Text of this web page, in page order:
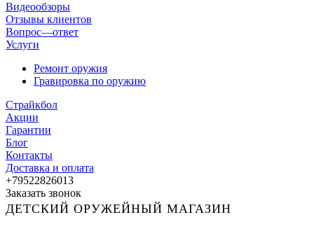
Видеообзоры
Отзывы клиентов
Вопрос—ответ
Услуги
Ремонт оружия
Гравировка по оружию
Страйкбол
Акции
Гарантии
Блог
Контакты
Доставка и оплата
+79522826013
Заказать звонок
ДЕТСКИЙ ОРУЖЕЙНЫЙ МАГАЗИН